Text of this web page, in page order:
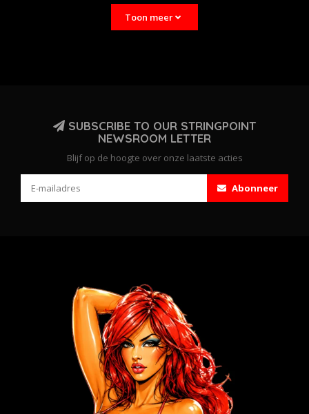
Toon meer
SUBSCRIBE TO OUR STRINGPOINT
NEWSROOM LETTER
Blijf op de hoogte over onze laatste acties
Abonneer